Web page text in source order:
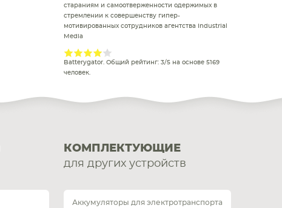
стараниям и самоотверженности одержимых в
стремлении к совершенству гипер-
мотивированных сотрудников агентства Industrial
Media
Batterygator. Общий рейтинг: 3/5 на основе 5169
человек.
КОМПЛЕКТУЮЩИЕ
для других устройств
Аккумуляторы для электротранспорта